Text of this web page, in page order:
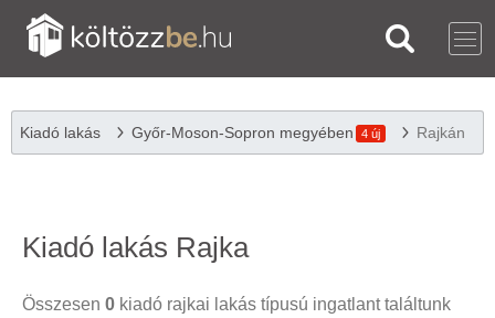
Kiadó lakás Győr-Moson-Sopron megyében 4 új Rajkán
Kiadó lakás Rajka
Összesen 0 kiadó rajkai lakás típusú ingatlant találtunk